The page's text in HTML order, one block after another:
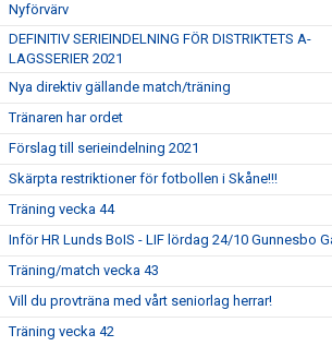
Nyförvärv
DEFINITIV SERIEINDELNING FÖR DISTRIKTETS A-
LAGSSERIER 2021
Nya direktiv gällande match/träning
Tränaren har ordet
Förslag till serieindelning 2021
Skärpta restriktioner för fotbollen i Skåne!!!
Träning vecka 44
Inför HR Lunds BoIS - LIF lördag 24/10 Gunnesbo
Träning/match vecka 43
Vill du provträna med vårt seniorlag herrar!
Träning vecka 42